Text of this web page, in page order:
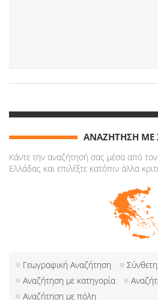
ΑΝΑΖΗΤΗΣΗ ΜΕ
Κάντε την αναζήτησή σας μέσα από
Ελλάδας και επιλέξτε κατόπιν άλλα
Γεωγραφική Αναζήτηση
Αναζήτηση με κατηγορία
Αναζήτηση με πόλη